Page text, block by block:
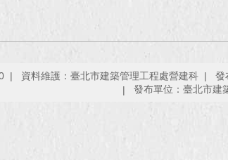
資料維護：臺北市建築管理工程處營建科
發
發布單位：臺北市建